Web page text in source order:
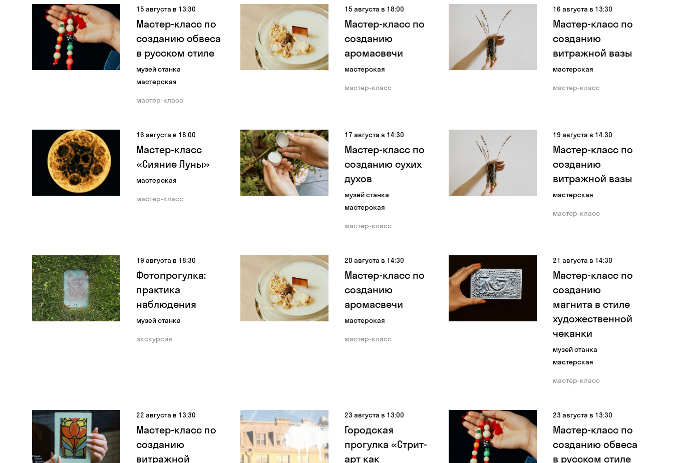
15 августа в 13:30
Мастер-класс по
созданию обвеса
в русском стиле
музей станка
мастерская
мастер-класс
15 августа в 18:00
Мастер-класс по
созданию
аромасвечи
мастерская
мастер-класс
16 августа в 13:30
Мастер-класс по
созданию
витражной вазы
мастерская
мастер-класс
16 августа в 18:00
Мастер-класс
«Сияние Луны»
мастерская
мастер-класс
17 августа в 14:30
Мастер-класс по
созданию сухих
духов
музей станка
мастерская
мастер-класс
19 августа в 14:30
Мастер-класс по
созданию
витражной вазы
мастерская
мастер-класс
19 августа в 18:30
Фотопрогулка:
практика
наблюдения
музей станка
экскурсия
20 августа в 14:30
Мастер-класс по
созданию
аромасвечи
мастерская
мастер-класс
21 августа в 14:30
Мастер-класс по
созданию
магнита в стиле
художественной
чеканки
музей станка
мастерская
мастер-класс
22 августа в 13:30
Мастер-класс по
созданию
витражной
23 августа в 13:00
Городская
прогулка «Стрит-
арт как
23 августа в 13:30
Мастер-класс по
созданию обвеса
в русском стиле